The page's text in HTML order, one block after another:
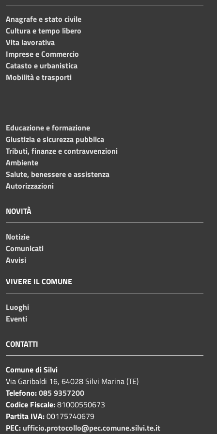
Anagrafe e stato civile
Cultura e tempo libero
Vita lavorativa
Imprese e Commercio
Catasto e urbanistica
Mobilità e trasporti
Educazione e formazione
Giustizia e sicurezza pubblica
Tributi, finanze e contravvenzioni
Ambiente
Salute, benessere e assistenza
Autorizzazioni
NOVITÀ
Notizie
Comunicati
Avvisi
VIVERE IL COMUNE
Luoghi
Eventi
CONTATTI
Comune di Silvi
Via Garibaldi 16, 64028 Silvi Marina (TE)
Telefono:085 9357200
Codice Fiscale:81000550673
Partita IVA:00175740679
PEC: ufficio.protocollo@pec.comune.silvi.te.it